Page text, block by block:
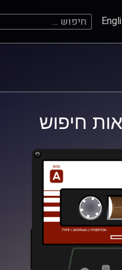
חיפוש:
חיפוש